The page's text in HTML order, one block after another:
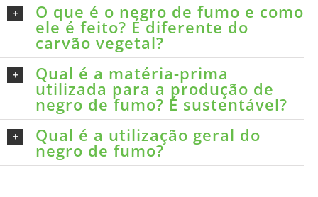
O que é o negro de fumo e como
ele é feito? É diferente do
carvão vegetal?
Qual é a matéria-prima
utilizada para a produção de
negro de fumo? É sustentável?
Qual é a utilização geral do
negro de fumo?